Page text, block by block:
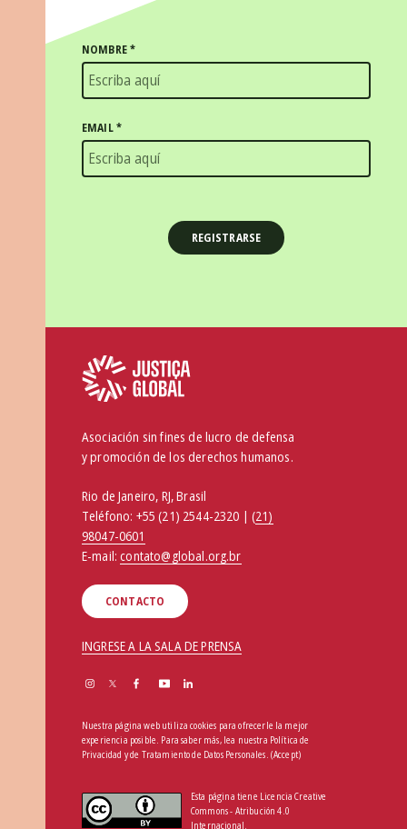
NOMBRE*
EMAIL*
Asociación sin fines de lucro de defensa
y promoción de los derechos humanos.
Rio de Janeiro, RJ, Brasil
Teléfono: +55 (21) 2544-2320 | (21)
98047-0601
E-mail:contato@global.org.br
CONTACTO
INGRESE A LA SALA DE PRENSA
Nuestra página web utiliza cookies para ofrecerle la mejor
experiencia posible. Para saber más, lea nuestra Política de
Privacidad y de Tratamiento de Datos Personales (Accept)
Esta página tiene Licencia Creative
Commons - Atribución 4.0
Internacional.